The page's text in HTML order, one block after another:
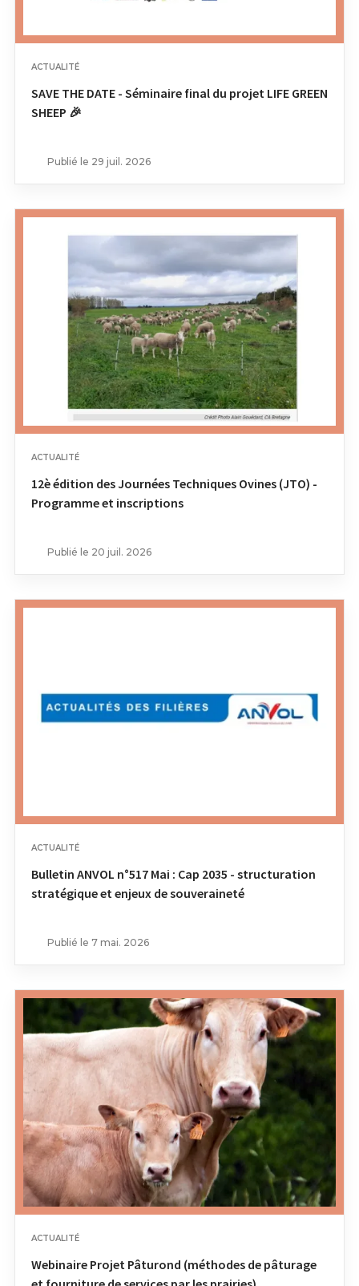
ACTUALITÉ
SAVE THE DATE - Séminaire final du projet LIFE GREEN
SHEEP 🎉
Publié le 29 juil. 2026
ACTUALITÉ
12è édition des Journées Techniques Ovines (JTO) -
Programme et inscriptions
Publié le 20 juil. 2026
ACTUALITÉ
Bulletin ANVOL n°517 Mai : Cap 2035 - structuration
stratégique et enjeux de souveraineté
Publié le 7 mai. 2026
ACTUALITÉ
Webinaire Projet Pâturond (méthodes de pâturage